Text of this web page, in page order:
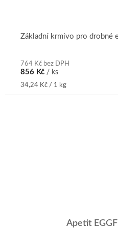
je
5
hvězdiček.
764 Kč bez DPH
856 Kč / ks
Měrná
cena:
34,24 Kč / 1 kg
Základní krmivo pro drobné
Apetit